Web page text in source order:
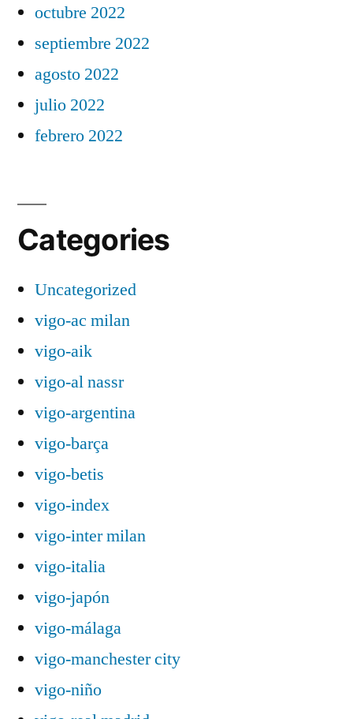
octubre 2022
septiembre 2022
agosto 2022
julio 2022
febrero 2022
Categories
Uncategorized
vigo-ac milan
vigo-aik
vigo-al nassr
vigo-argentina
vigo-barça
vigo-betis
vigo-index
vigo-inter milan
vigo-italia
vigo-japón
vigo-málaga
vigo-manchester city
vigo-niño